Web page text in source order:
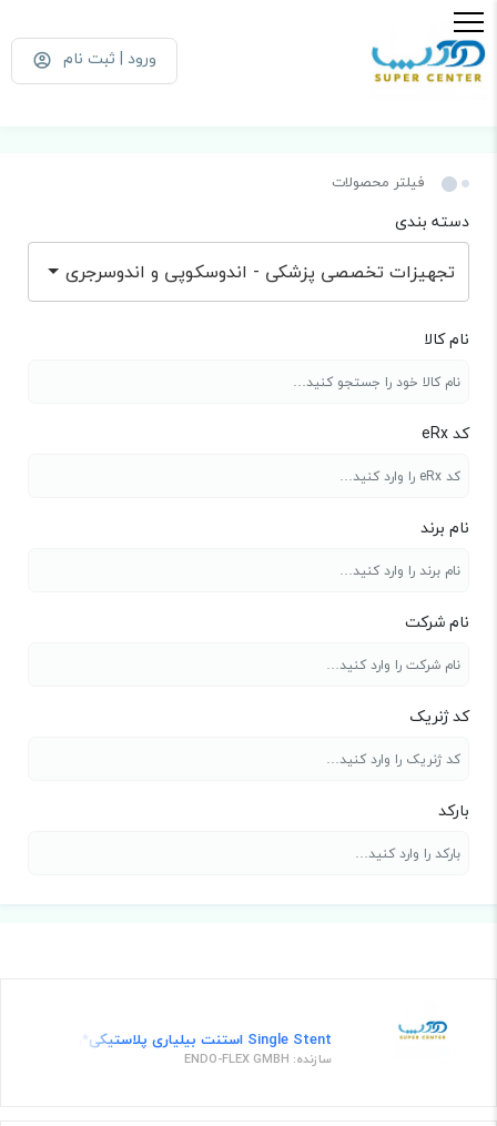
ورود | ثبت نام
فیلتر محصولات
دسته بندی
تجهیزات تخصصی پزشکی - اندوسکوپی و اندوسرجری
نام کالا
کد eRx
نام برند
نام شرکت
کد ژنریک
بارکد
Single Stent استنت بیلیاری پلاستیکی*رفرنس PE20007011*طول کتتر 11 سانتی متر*قطر 7 فرنچ
سازنده: ENDO-FLEX GMBH